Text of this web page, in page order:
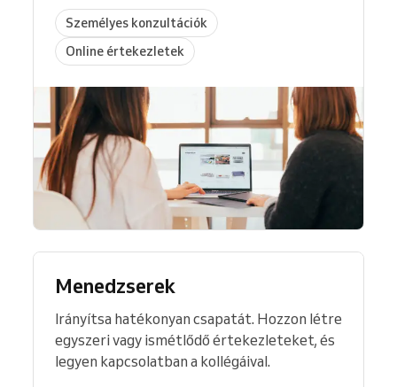
Személyes konzultációk
Online értekezletek
Menedzserek
Irányítsa hatékonyan csapatát. Hozzon létre
egyszeri vagy ismétlődő értekezleteket, és
legyen kapcsolatban a kollégáival.